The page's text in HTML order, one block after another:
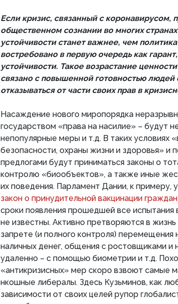
Если кризис, связанный с коронавирусом,
общественном сознании во многих
устойчивости станет важнее, чем
востребовано в первую очередь как
устойчивости. Такое возрастание
связано с повышенной готовностью людей
отказываться от части своих прав в
Насаждение нового миропорядка
государством «права на насилие» – будут
непопулярные меры и т.д. В таких условиях
безопасности, охраны жизни и здоровья» и
предлогами будут приниматься законы о
контролю «биообъектов», а также иные
их поведения. Парламент Дании, к примеру,
закон о принудительной вакцинации
сроки появления прошедшей все испытания
не известны. Активно претворяются в
запрете (и полного контроля) перемещения
наличных денег, общения с ростовщиками и
удаленно – с помощью биометрии и т.д.
«антикризисных» мер скоро взвоют самые
нкошные либералы. Здесь Кузьминов, как
зависимости от своих целей рупор